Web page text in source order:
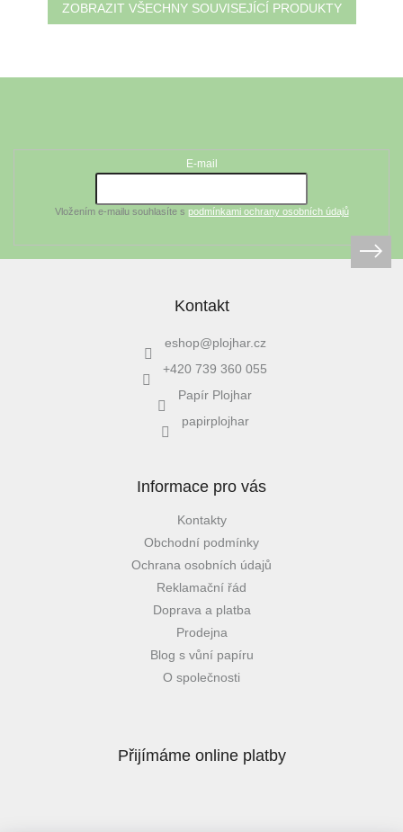
ZOBRAZIT VŠECHNY SOUVISEJÍCÍ PRODUKTY
E-mail
Vložením e-mailu souhlasíte s podmínkami ochrany osobních údajů
Kontakt
eshop@plojhar.cz
+420 739 360 055
Papír Plojhar
papirplojhar
Informace pro vás
Kontakty
Obchodní podmínky
Ochrana osobních údajů
Reklamační řád
Doprava a platba
Prodejna
Blog s vůní papíru
O společnosti
Přijímáme online platby